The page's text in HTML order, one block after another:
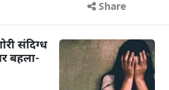
Share
संदिग्ध
बहला-